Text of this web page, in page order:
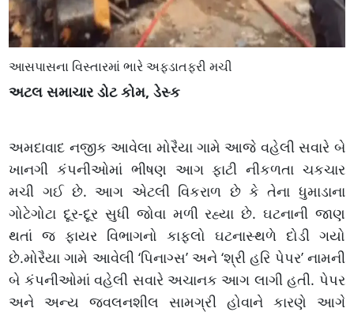
આસપાસના વિસ્તારમાં ભારે અફડાતફરી મચી
અટલ સમાચાર ડોટ કોમ, ડેસ્ક
અમદાવાદ નજીક આવેલા મોરૈયા ગામે આજે વહેલી સવારે બે
ખાનગી કંપનીઓમાં ભીષણ આગ ફાટી નીકળતા ચકચાર
મચી ગઈ છે. આગ એટલી વિકરાળ છે કે તેના ધુમાડાના
ગોટેગોટા દૂર-દૂર સુધી જોવા મળી રહ્યા છે. ઘટનાની જાણ
થતાં જ ફાયર વિભાગનો કાફલો ઘટનાસ્થળે દોડી ગયો
છે.મોરૈયા ગામે આવેલી ‘પિનાગ્સ’ અને ‘શ્રી હરિ પેપર’ નામની
બે કંપનીઓમાં વહેલી સવારે અચાનક આગ લાગી હતી. પેપર
અને અન્ય જ્વલનશીલ સામગ્રી હોવાને કારણે આગે